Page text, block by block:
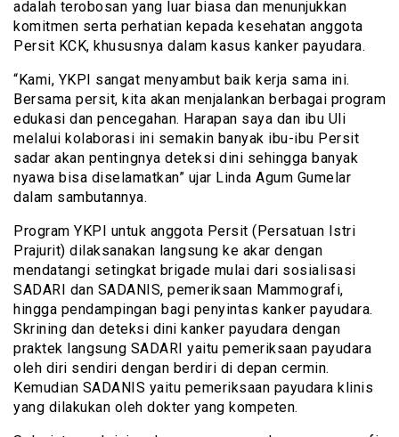
adalah terobosan yang luar biasa dan menunjukkan
komitmen serta perhatian kepada kesehatan anggota
Persit KCK, khususnya dalam kasus kanker payudara.
“Kami, YKPI sangat menyambut baik kerja sama ini.
Bersama persit, kita akan menjalankan berbagai program
edukasi dan pencegahan. Harapan saya dan ibu Uli
melalui kolaborasi ini semakin banyak ibu-ibu Persit
sadar akan pentingnya deteksi dini sehingga banyak
nyawa bisa diselamatkan” ujar Linda Agum Gumelar
dalam sambutannya.
Program YKPI untuk anggota Persit (Persatuan Istri
Prajurit) dilaksanakan langsung ke akar dengan
mendatangi setingkat brigade mulai dari sosialisasi
SADARI dan SADANIS, pemeriksaan Mammografi,
hingga pendampingan bagi penyintas kanker payudara.
Skrining dan deteksi dini kanker payudara dengan
praktek langsung SADARI yaitu pemeriksaan payudara
oleh diri sendiri dengan berdiri di depan cermin.
Kemudian SADANIS yaitu pemeriksaan payudara klinis
yang dilakukan oleh dokter yang kompeten.